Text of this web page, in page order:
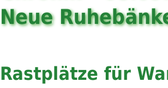
Neue
Rastplätze für